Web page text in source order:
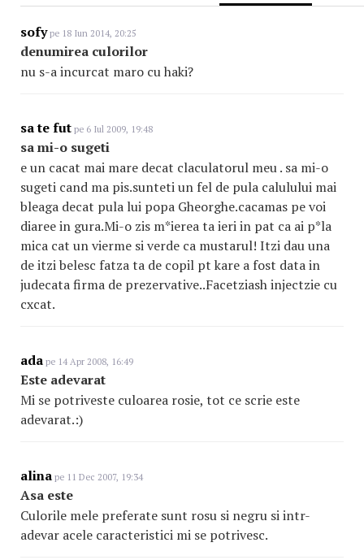
sofype 18 Iun 2014, 20:25
denumirea culorilor
nu s-a incurcat maro cu haki?
sa te fut pe 6 Iul 2009, 19:48
sa mi-o sugeti
e un cacat mai mare decat claculatorul meu . sa mi-o
sugeti cand ma pis.sunteti un fel de pula calulului mai
bleaga decat pula lui popa Gheorghe.cacamas pe voi
diaree in gura.Mi-o zis m*ierea ta ieri in pat ca ai p*la
mica cat un vierme si verde ca mustarul! Itzi dau una
de itzi belesc fatza ta de copil pt kare a fost data in
judecata firma de prezervative..Facetziash injectzie cu
cxcat.
ada pe 14 Apr 2008, 16:49
Este adevarat
Mi se potriveste culoarea rosie, tot ce scrie este
adevarat.:)
alina pe 11 Dec 2007, 19:34
Asa este
Culorile mele preferate sunt rosu si negru si intr-
adevar acele caracteristici mi se potrivesc.